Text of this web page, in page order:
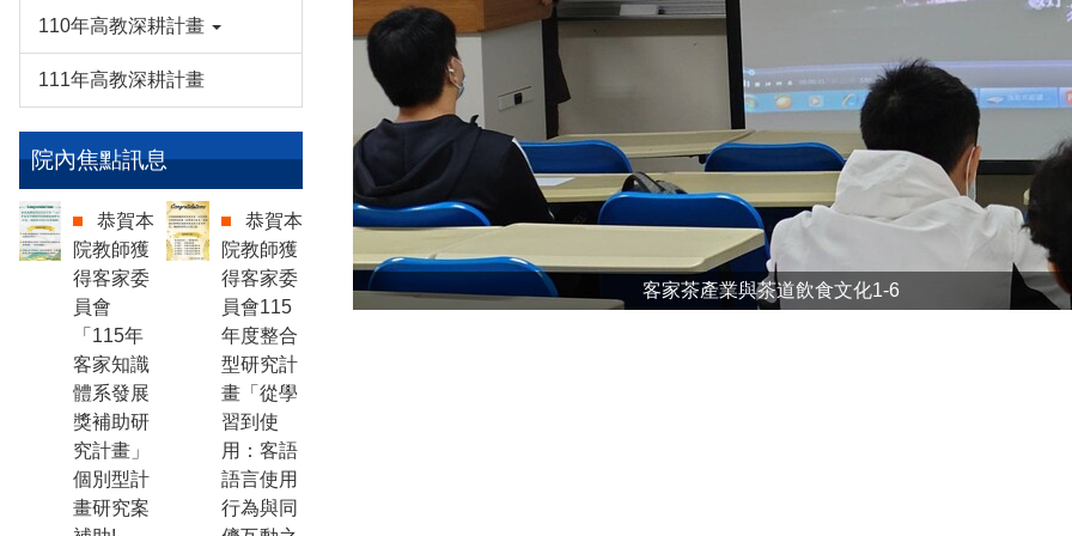
110年高教深耕計畫
111年高教深耕計畫
院內焦點訊息
恭賀本
院教師獲
得客家委
員會
「115年
客家知識
體系發展
獎補助研
究計畫」
個別型計
畫研究案
恭賀本
院教師獲
得客家委
員會115
年度整合
型研究計
畫「從學
習到使
用：客語
語言使用
行為與同
客家茶產業與茶道飲食文化1-6